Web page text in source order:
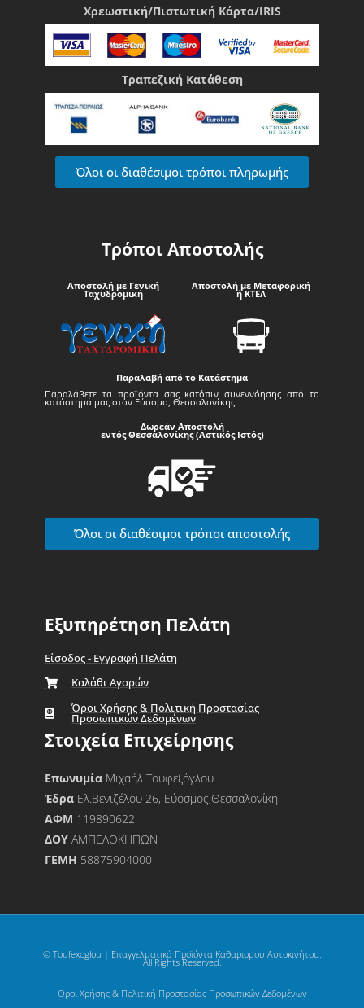
Χρεωστική/Πιστωτική Κάρτα/IRIS
Τραπεζική Κατάθεση
Όλοι οι διαθέσιμοι τρόποι πληρωμής
Τρόποι Αποστολής
Αποστολή με Γενική
Ταχυδρομική
Αποστολή με Μεταφορική
ή ΚΤΕΛ
Παραλαβή από το Κατάστημα
Παραλάβετε τα προϊόντα σας κατόπιν συνεννόησης από το
κατάστημά μας στον Εύοσμο, Θεσσαλονίκης.
Δωρεάν Αποστολή
εντός Θεσσαλονίκης (Αστικός Ιστός)
Όλοι οι διαθέσιμοι τρόποι αποστολής
Εξυπηρέτηση Πελάτη
Είσοδος - Εγγραφή Πελάτη
Καλάθι Αγορών
Όροι Χρήσης & Πολιτική Προστασίας
Προσωπικών Δεδομένων
Στοιχεία Επιχείρησης
Επωνυμία Μιχαήλ Τουφεξόγλου
Έδρα Ελ.Βενιζέλου 26, Εύοσμος,Θεσσαλονίκη
ΑΦΜ 119890622
ΔΟΥΑΜΠΕΛΟΚΗΠΩΝ
ΓΕΜΗ 58875904000
© Toufexoglou | Επαγγελματικά Προϊόντα Καθαρισμού Αυτοκινήτου.
All Rights Reserved.
Όροι Χρήσης & Πολιτική Προστασίας Προσωπικών Δεδομένων